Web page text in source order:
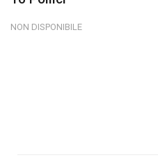
NON DISPONIBILE